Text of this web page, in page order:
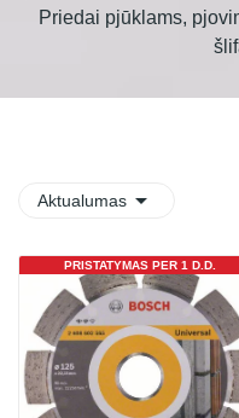
Priedai pjūklams,
Aktualumas 
PRISTATYMAS PER 1 D.D.